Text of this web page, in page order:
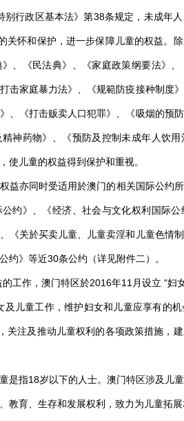
行政区基本法》第38条规定，未成年人
关怀和保护，进一步保障儿童的权益。
、《民法典》、《家庭政策纲要法》、
击家庭暴力法》、《规範防疫接种制度
、《打击贩卖人口犯罪》、《吸烟的预
神药物》、《预防及控制未成年人饮
使儿童的权益得到保护和重视。
亦同时受适用於澳门的相关国际公约所
公约》、《经济、社会与文化权利国际公
《关於买卖儿童、儿童卖淫和儿童色情
约》等近30条公约（详见附件二）。
作，澳门特区於2016年11月设立 “妇女
及儿童工作，维护妇女和儿童应享有的
关注及推动儿童权利的各项政策措施，
是指18岁以下的人士。澳门特区涉及儿
教育、生存和发展权利，致力为儿童拓展